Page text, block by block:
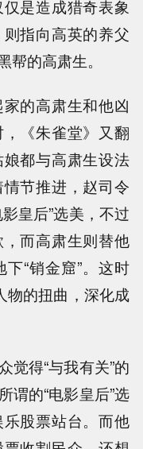
是造成猎奇表象
指向高英的养父
的高肃生。
的高肃生和他凶
《朱雀堂》又翻
都与高肃生设法
节推进，赵司令
皇后”选美，不过
而高肃生则替他
“销金窟”。这时
物的扭曲，深化成
觉得“与我有关”的
谓的“电影皇后”选
股票站台。而他